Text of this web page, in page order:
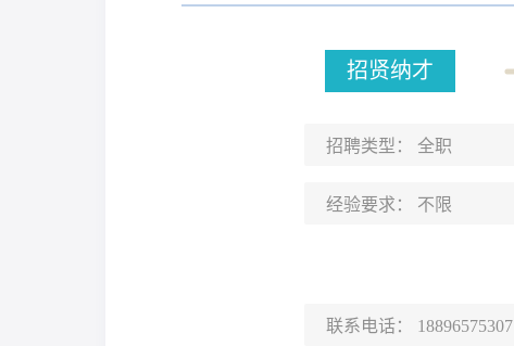
招贤纳才
招聘类型： 全职
经验要求： 不限
联系电话： 18896575307